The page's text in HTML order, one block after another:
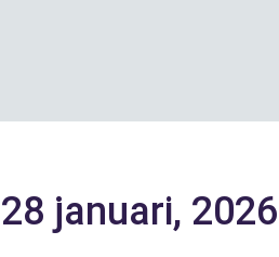
januari, 2026